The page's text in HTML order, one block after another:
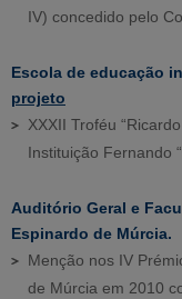
IV) concedido pelo
Escola de educação
projeto
XXXII Troféu
Instituição Fernando
Auditório Geral e
Espinardo de Múrcia.
Menção nos IV
de Múrcia em 2010